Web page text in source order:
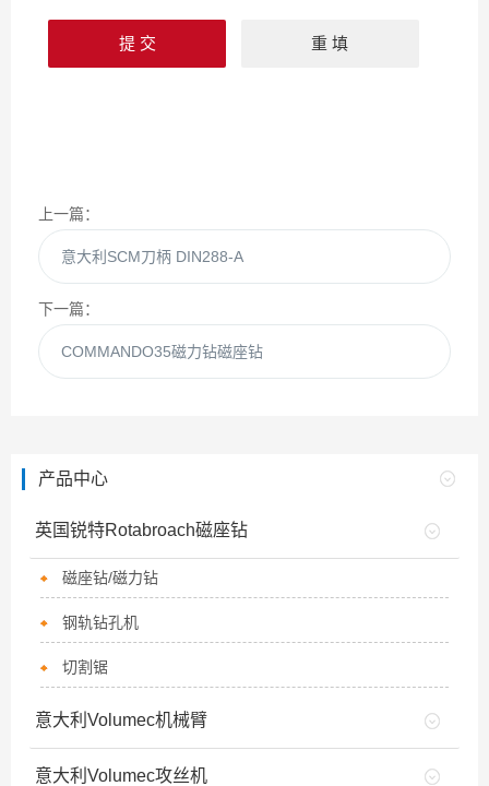
上一篇：
意大利SCM刀柄 DIN288-A
下一篇：
COMMANDO35磁力钻磁座钻
产品中心
英国锐特Rotabroach磁座钻
磁座钻/磁力钻
钢轨钻孔机
切割锯
意大利Volumec机械臂
意大利Volumec攻丝机